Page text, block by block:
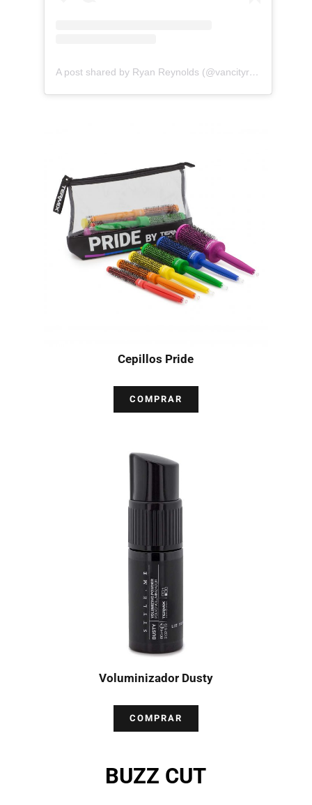
A post shared by Ryan Reynolds (@vancityreynolds)
Cepillos Pride
COMPRAR
Voluminizador Dusty
COMPRAR
BUZZ CUT